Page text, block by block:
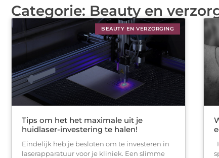
Categorie: Beauty en
BEAUTY EN VERZORGING
Tips om het het maximale uit je
huidlaser-investering te halen!
Eindelijk heb je besloten om te investeren in
laserapparatuur voor je kliniek. Een slimme